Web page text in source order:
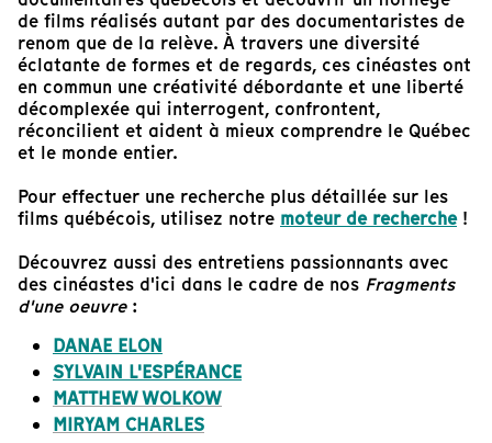
de films réalisés autant par des documentaristes de
renom que de la relève. À travers une diversité
éclatante de formes et de regards, ces cinéastes ont
en commun une créativité débordante et une liberté
décomplexée qui interrogent, confrontent,
réconcilient et aident à mieux comprendre le Québec
et le monde entier.
Pour effectuer une recherche plus détaillée sur les
films québécois, utilisez notre moteur de recherche !
Découvrez aussi des entretiens passionnants avec
des cinéastes d'ici dans le cadre de nos Fragments
d'une oeuvre :
DANAE ELON
SYLVAIN L'ESPÉRANCE
MATTHEW WOLKOW
MIRYAM CHARLES